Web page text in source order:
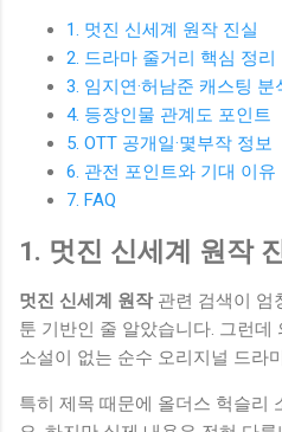
1. 멋진 신세계 원작 진실
2. 드라마 줄거리 핵심 정리
3. 임지연·허남준 캐스팅 분
4. 등장인물 관계도 포인트
5. OTT 공개일·몇부작 정보
6. 관전 포인트와 기대 이유
7. FAQ
1. 멋진 신세계 원작
멋진 신세계 원작관련 검색이 엄
툰 기반인 줄 알았습니다. 그런데
소설이 없는 순수 오리지널 드라
특히 제목 때문에 올더스 헉슬리